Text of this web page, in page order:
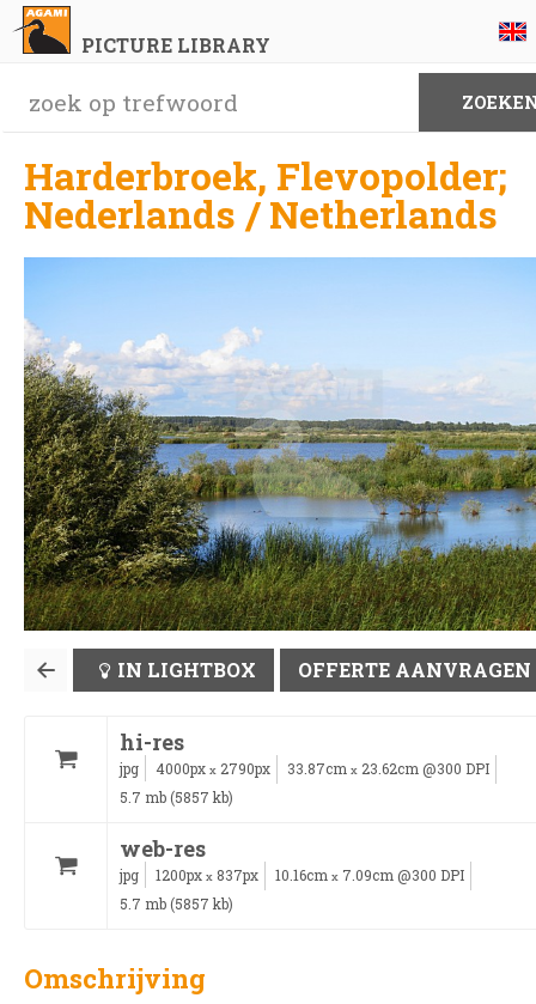
PICTURE LIBRARY
Harderbroek, Flevopolder;
Nederlands / Netherlands
IN LIGHTBOX OFFERTE AANVRAGEN
hi-res
jpg 4000px x 2790px 33.87cm x 23.62cm @300 DPI
5.7 mb (5857 kb)
web-res
jpg 1200px x 837px 10.16cm x 7.09cm @300 DPI
5.7 mb (5857 kb)
Omschrijving